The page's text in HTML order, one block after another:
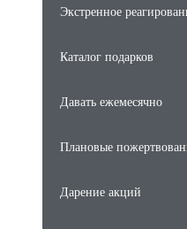
Экстренное
Каталог подарков
Давать ежемесячно
Плановые
Дарение акций